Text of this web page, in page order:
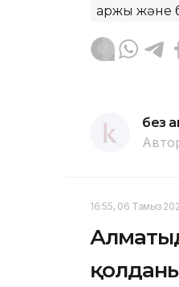
Қаржы және
без
16:55, 06 Тамыз